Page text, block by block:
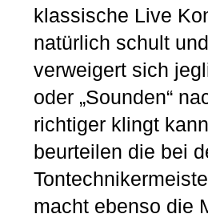
klassische Live
natürlich schult
verweigert sich
oder „Sounden“
richtiger klingt
beurteilen die bei
macht ebenso die